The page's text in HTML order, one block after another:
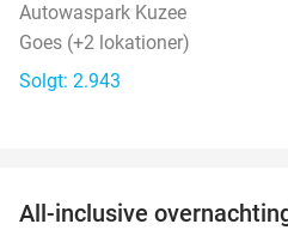
Autowaspark Kuzee
Goes (+2 lokationer)
Solgt: 2.943
All-inclusive